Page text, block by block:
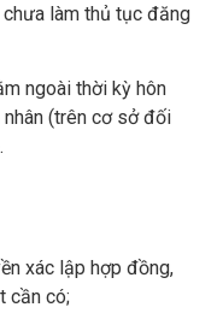
làm thủ tục đăng
ngoài thời kỳ hôn
nhân (trên cơ sở đối
xác lập hợp đồng,
cần có;